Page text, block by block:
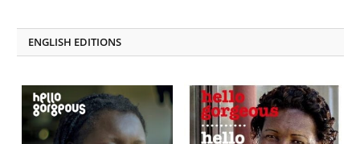
ENGLISH EDITIONS